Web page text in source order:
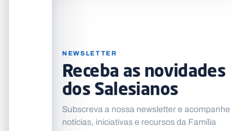
NEWSLETTER
Receba as novidades
dos Salesianos
Subscreva a nossa newsletter e acompanhe
notícias, iniciativas e recursos da Família